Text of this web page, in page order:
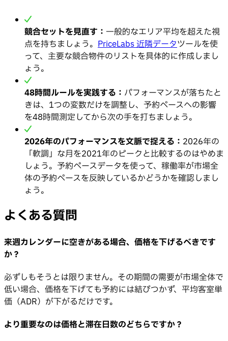
競合セットを見直す： 一般的なエリア平均を超えた視
点を持ちましょう。 PriceLabs 近隣データツールを使
って、主要な競合物件のリストを具体的に作成しまし
ょう。
48時間ルールを実践する： パフォーマンスが落ちたと
きは、1つの変数だけを調整し、予約ペースへの影響
を48時間測定してから次の手を打ちましょう。
2026年のパフォーマンスを文脈で捉える： 2026年の
「軟調」な月を2021年のピークと比較するのはやめま
しょう。予約ペースデータを使って、稼働率が市場全
体の予約ペースを反映しているかどうかを確認しまし
ょう。
よくある質問
来週カレンダーに空きがある場合、価格を下げるべきです
か？
必ずしもそうとは限りません。その期間の需要が市場全体で
低い場合、価格を下げても予約には結びつかず、平均客室単
価（ADR）が下がるだけです。
より重要なのは価格と滞在日数のどちらですか？